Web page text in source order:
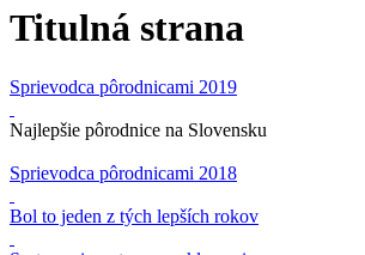
Titulná strana
Sprievodca pôrodnicami 2019
Najlepšie pôrodnice na Slovensku
Sprievodca pôrodnicami 2018
Bol to jeden z tých lepších rokov